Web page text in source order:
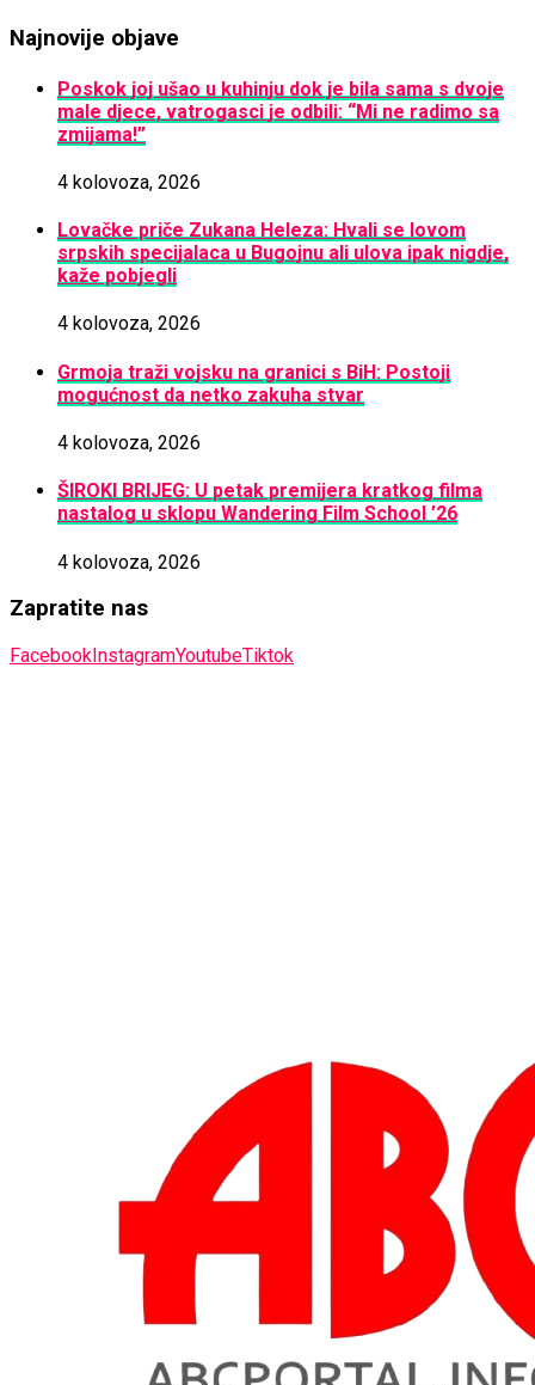
Najnovije objave
Poskok joj ušao u kuhinju dok je bila sama s dvoje
male djece, vatrogasci je odbili: “Mi ne radimo sa
zmijama!”
4 kolovoza, 2026
Lovačke priče Zukana Heleza: Hvali se lovom
srpskih specijalaca u Bugojnu ali ulova ipak nigdje,
kaže pobjegli
4 kolovoza, 2026
Grmoja traži vojsku na granici s BiH: Postoji
mogućnost da netko zakuha stvar
4 kolovoza, 2026
ŠIROKI BRIJEG: U petak premijera kratkog filma
nastalog u sklopu Wandering Film School ’26
4 kolovoza, 2026
Zapratite nas
FacebookInstagramYoutubeTiktok